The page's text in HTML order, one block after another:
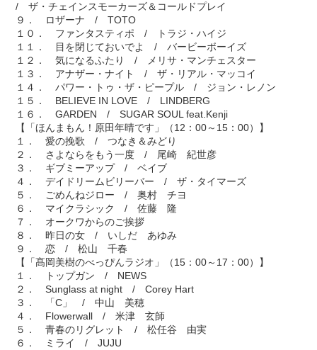
/ ザ・チェインスモーカーズ＆コールドプレイ
９． ロザーナ / TOTO
１０． ファンタスティポ / トラジ・ハイジ
１１． 目を閉じておいでよ / バービーボーイズ
１２． 気になるふたり / メリサ・マンチェスター
１３． アナザー・ナイト / ザ・リアル・マッコイ
１４． パワー・トゥ・ザ・ピープル / ジョン・レノン
１５． BELIEVE IN LOVE / LINDBERG
１６． GARDEN / SUGAR SOUL feat.Kenji
【「ほんまもん！原田年晴です」（12：00～15：00）】
１． 愛の挽歌 / つなき＆みどり
２． さよならをもう一度 / 尾崎 紀世彦
３． ギブミーアップ / ベイブ
４． デイドリームビリーバー / ザ・タイマーズ
５． ごめんねジロー / 奥村 チヨ
６． マイクラシック / 佐藤 隆
７． オークワからのご挨拶
８． 昨日の女 / いしだ あゆみ
９． 恋 / 松山 千春
【「髙岡美樹のべっぴんラジオ」（15：00～17：00）】
１． トップガン / NEWS
２． Sunglass at night / Corey Hart
３． 「C」 / 中山 美穂
４． Flowerwall / 米津 玄師
５． 青春のリグレット / 松任谷 由実
６． ミライ / JUJU